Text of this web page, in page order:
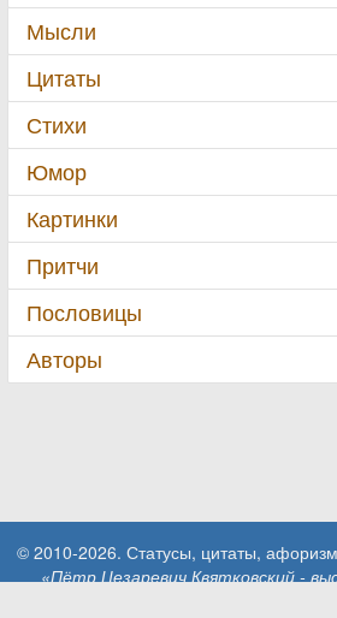
Мысли
Цитаты
Стихи
Юмор
Картинки
Притчи
Пословицы
Авторы
© 2010-2026. Статусы, цитаты,
«Пётр Цезаревич Квятковский -